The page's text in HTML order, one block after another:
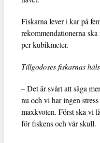
Fiskarna lever i kar på
rekommendationerna
per kubikmeter.
Tillgodoses fiskarnas
– Det är svårt att säga
nu och vi har ingen
maxkvoten. Först ska vi
för fiskens och vår skull.